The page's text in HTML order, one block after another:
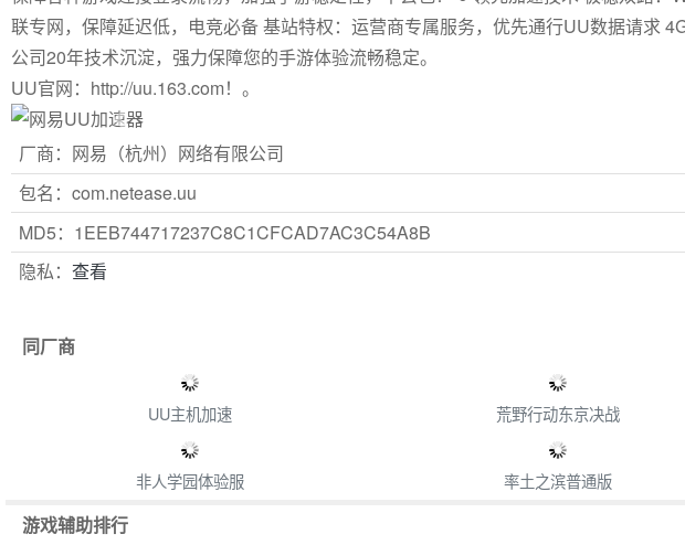
联专网，保障延迟低，电竞必备 基站特权：运营商专属服务，优先通行UU数据请求
公司20年技术沉淀，强力保障您的手游体验流畅稳定。
UU官网：http://uu.163.com！。
Previous
厂商：网易（杭州）网络有限公司
包名：com.netease.uu
MD5：1EEB744717237C8C1CFCAD7AC3C54A8B
隐私：查看
同厂商
UU主机加速 荒野行动东京决战
非人学园体验服 率土之滨普通版
游戏辅助排行